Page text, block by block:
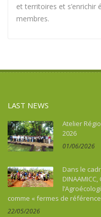
et territoires et s’enrichir
membres.
LAST NEWS
Atelier
2026
01/06/2026
Dans le
comme « fermes de
22/05/2026